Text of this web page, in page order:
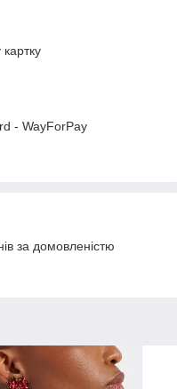
- WayForPay
за домовленістю